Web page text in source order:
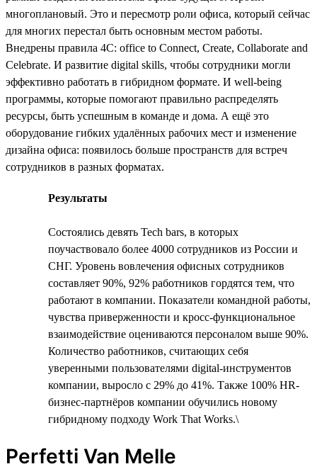
многоплановый. Это и пересмотр роли офиса, который сейчас
для многих перестал быть основным местом работы.
Внедрены правила 4C: office to Connect, Create, Collaborate and
Celebrate. И развитие digital skills, чтобы сотрудники могли
эффективно работать в гибридном формате. И well-being
программы, которые помогают правильно распределять
ресурсы, быть успешным в команде и дома. А ещё это
оборудование гибких удалённых рабочих мест и изменение
дизайна офиса: появилось больше пространств для встреч
сотрудников в разных форматах.
Результаты
Состоялись девять Tech bars, в которых
поучаствовало более 4000 сотрудников из России и
СНГ. Уровень вовлечения офисных сотрудников
составляет 90%, 92% работников гордятся тем, что
работают в компании. Показатели командной работы,
чувства приверженности и кросс-функциональное
взаимодействие оцениваются персоналом выше 90%.
Количество работников, считающих себя
уверенными пользователями digital-инструментов
компании, выросло с 29% до 41%. Также 100% HR-
бизнес-партнёров компании обучились новому
гибридному подходу Work That Works.\
Perfetti Van Melle